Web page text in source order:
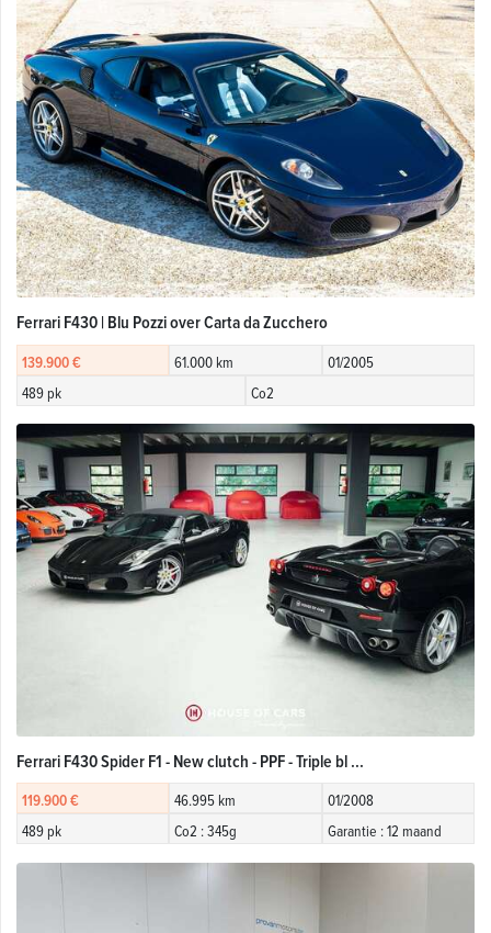
Ferrari F430 | Blu Pozzi over Carta da Zucchero
139.900 € 61.000 km
01/2005
489 pk
Co2
Ferrari F430 Spider F1 - New clutch - PPF - Triple bl ...
119.900 € 46.995 km
01/2008
489 pk
Co2 : 345g Garantie : 12 maand